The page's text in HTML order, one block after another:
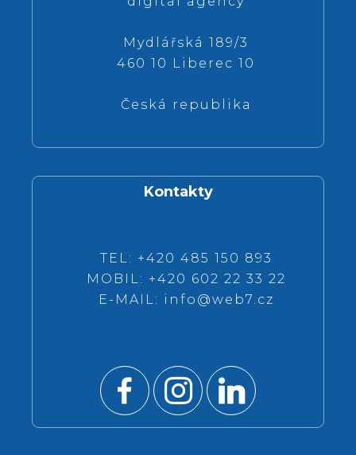
Mydlářská 189/3
460 10 Liberec 10
Česká republika
Kontakty
TEL: +420 485 150 893
MOBIL: +420 602 22 33 22
E-MAIL: info@web7.cz